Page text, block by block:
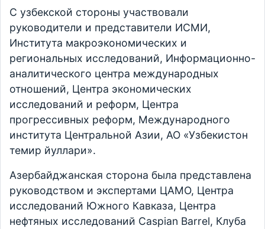
С узбекской стороны участвовали
руководители и представители ИСМИ,
Института макроэкономических и
региональных исследований, Информационно-
аналитического центра международных
отношений, Центра экономических
исследований и реформ, Центра
прогрессивных реформ, Международного
института Центральной Азии, АО «Узбекистон
темир йуллари».
Азербайджанская сторона была представлена
руководством и экспертами ЦАМО, Центра
исследований Южного Кавказа, Центра
нефтяных исследований Caspian Barrel, Клуба